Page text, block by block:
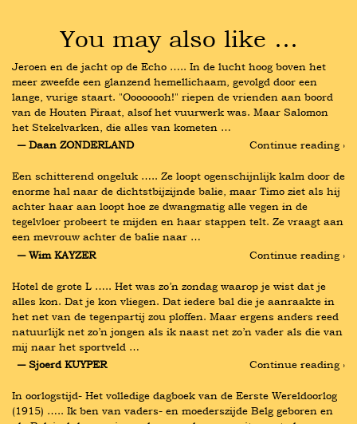
You may also like …
Jeroen en de jacht op de Echo ….. In de lucht hoog boven het
meer zweefde een glanzend hemellichaam, gevolgd door een
lange, vurige staart. "Oooooooh!" riepen de vrienden aan boord
van de Houten Piraat, alsof het vuurwerk was. Maar Salomon
het Stekelvarken, die alles van kometen …
― Daan ZONDERLAND
Continue reading ›
Een schitterend ongeluk ….. Ze loopt ogenschijnlijk kalm door de
enorme hal naar de dichtstbijzijnde balie, maar Timo ziet als hij
achter haar aan loopt hoe ze dwangmatig alle vegen in de
tegelvloer probeert te mijden en haar stappen telt. Ze vraagt aan
een mevrouw achter de balie naar …
― Wim KAYZER
Continue reading ›
Hotel de grote L ….. Het was zo’n zondag waarop je wist dat je
alles kon. Dat je kon vliegen. Dat iedere bal die je aanraakte in
het net van de tegenpartij zou ploffen. Maar ergens anders reed
natuurlijk net zo’n jongen als ik naast net zo’n vader als die van
mij naar het sportveld …
― Sjoerd KUYPER
Continue reading ›
In oorlogstijd- Het volledige dagboek van de Eerste Wereldoorlog
(1915) ….. Ik ben van vaders- en moederszijde Belg geboren en